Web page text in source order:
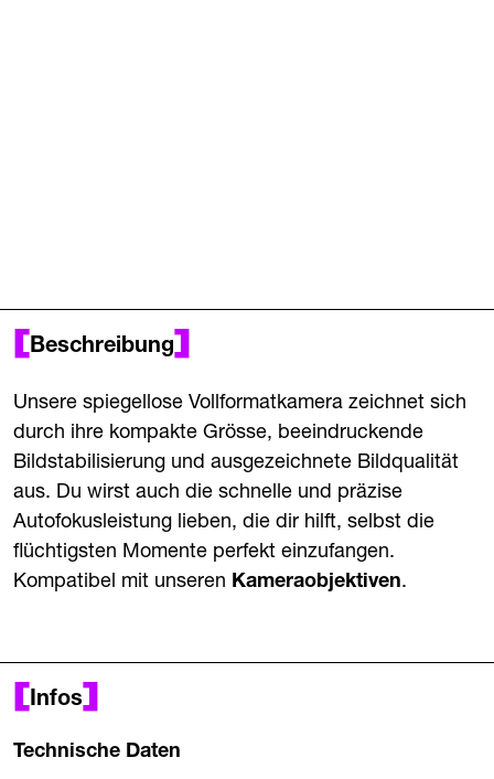
Beschreibung
Unsere spiegellose Vollformatkamera zeichnet sich
durch ihre kompakte Grösse, beeindruckende
Bildstabilisierung und ausgezeichnete Bildqualität
aus. Du wirst auch die schnelle und präzise
Autofokusleistung lieben, die dir hilft, selbst die
flüchtigsten Momente perfekt einzufangen.
Kompatibel mit unseren Kameraobjektiven.
Infos
Technische Daten